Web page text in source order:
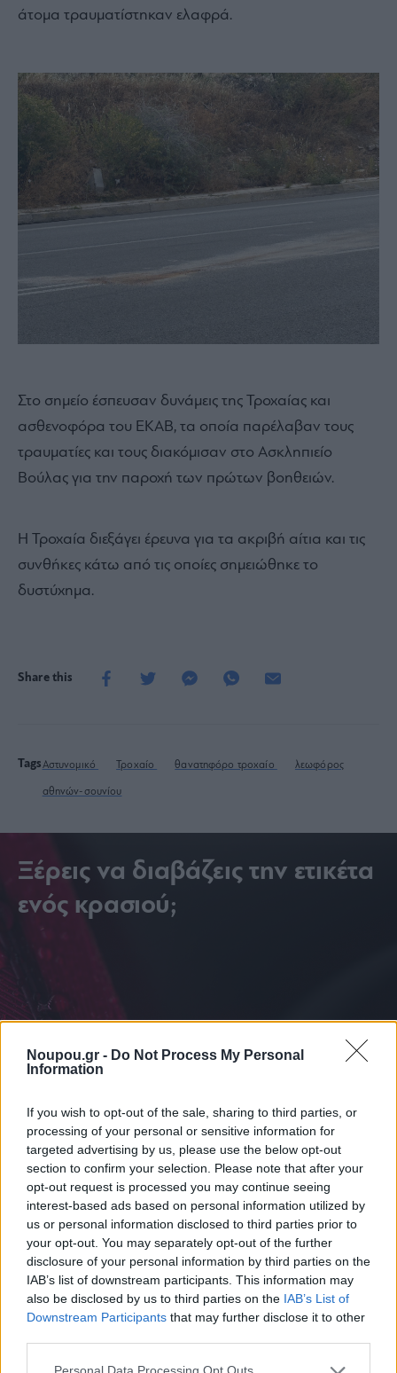
Noupou.gr - Do Not Process My Personal
Information
If you wish to opt-out of the sale, sharing to third parties, or
processing of your personal or sensitive information for
targeted advertising by us, please use the below opt-out
section to confirm your selection. Please note that after your
opt-out request is processed you may continue seeing
interest-based ads based on personal information utilized by
us or personal information disclosed to third parties prior to
your opt-out. You may separately opt-out of the further
disclosure of your personal information by third parties on the
IAB’s list of downstream participants. This information may
also be disclosed by us to third parties on the IAB’s List of
Downstream Participants that may further disclose it to other
Please note that this website/app uses one or more Google
άτομα τραυματίστηκαν ελαφρά.
Στο σημείο έσπευσαν δυνάμεις της Τροχαίας και
ασθενοφόρα του ΕΚΑΒ, τα οποία παρέλαβαν τους
τραυματίες και τους διακόμισαν στο Ασκληπιείο
Βούλας για την παροχή των πρώτων βοηθειών.
Η Τροχαία διεξάγει έρευνα για τα ακριβή αίτια και τις
συνθήκες κάτω από τις οποίες σημειώθηκε το
δυστύχημα.
Share this
TagsΑστυνομικό Τροχαίο θανατηφόρο τροχαίο λεωφόρος
αθηνών-σουνίου
Ξέρεις να διαβάζεις την ετικέτα
ενός κρασιού;
ΔΙΑΒΑΣΤΕ ΑΚΟΜΑ